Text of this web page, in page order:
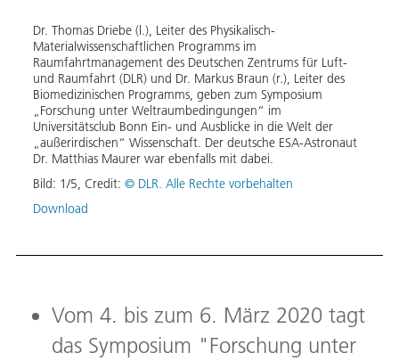
Dr. Thomas Driebe (l.), Leiter des Physikalisch-
Materialwissenschaftlichen Programms im
Raumfahrtmanagement des Deutschen Zentrums für Luft-
und Raumfahrt (DLR) und Dr. Markus Braun (r.), Leiter des
Biomedizinischen Programms, geben zum Symposium
„Forschung unter Weltraumbedingungen“ im
Universitätsclub Bonn Ein- und Ausblicke in die Welt der
„außerirdischen“ Wissenschaft. Der deutsche ESA-Astronaut
Dr. Matthias Maurer war ebenfalls mit dabei.
Bild: 1/5, Credit: © DLR. Alle Rechte vorbehalten
Download
Vom 4. bis zum 6. März 2020 tagt
das Symposium "Forschung unter